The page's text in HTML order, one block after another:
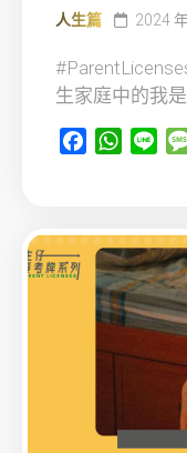
人生篇 2024
生家庭中的我是
Facebook Line